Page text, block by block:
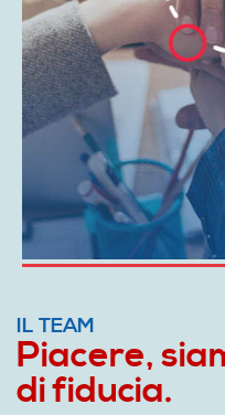
IL TEAM
Piacere,
di fiducia.